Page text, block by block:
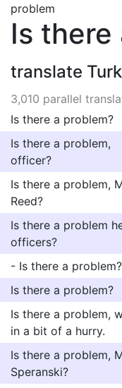
problem
Is there
translate
3,010 parallel
Is there a problem?
Is there a problem,
officer?
Is there a problem,
Reed?
Is there a problem
officers?
- Is there a problem?
Is there a problem?
Is there a problem,
in a bit of a hurry.
Is there a problem,
Speranski?